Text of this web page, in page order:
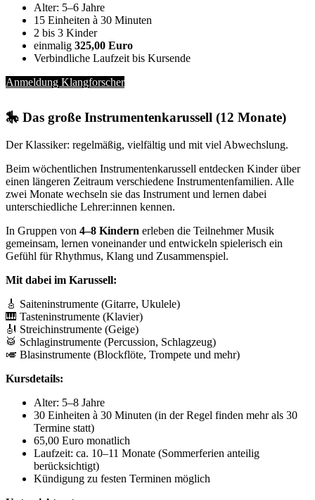
Alter: 5–6 Jahre
15 Einheiten à 30 Minuten
2 bis 3 Kinder
einmalig 325,00 Euro
Verbindliche Laufzeit bis Kursende
Anmeldung Klangforscher
🎠 Das große Instrumentenkarussell (12 Monate)
Der Klassiker: regelmäßig, vielfältig und mit viel Abwechslung.
Beim wöchentlichen Instrumentenkarussell entdecken Kinder über
einen längeren Zeitraum verschiedene Instrumentenfamilien. Alle
zwei Monate wechseln sie das Instrument und lernen dabei
unterschiedliche Lehrer:innen kennen.
In Gruppen von 4–8 Kindern erleben die Teilnehmer Musik
gemeinsam, lernen voneinander und entwickeln spielerisch ein
Gefühl für Rhythmus, Klang und Zusammenspiel.
Mit dabei im Karussell:
🎸 Saiteninstrumente (Gitarre, Ukulele)
🎹 Tasteninstrumente (Klavier)
🎻 Streichinstrumente (Geige)
🥁 Schlaginstrumente (Percussion, Schlagzeug)
🎺 Blasinstrumente (Blockflöte, Trompete und mehr)
Kursdetails:
Alter: 5–8 Jahre
30 Einheiten à 30 Minuten (in der Regel finden mehr als 30
Termine statt)
65,00 Euro monatlich
Laufzeit: ca. 10–11 Monate (Sommerferien anteilig
berücksichtigt)
Kündigung zu festen Terminen möglich